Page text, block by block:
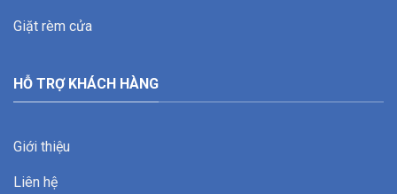
Giặt rèm cửa
HỖ TRỢ KHÁCH HÀNG
Giới thiệu
Liên hệ